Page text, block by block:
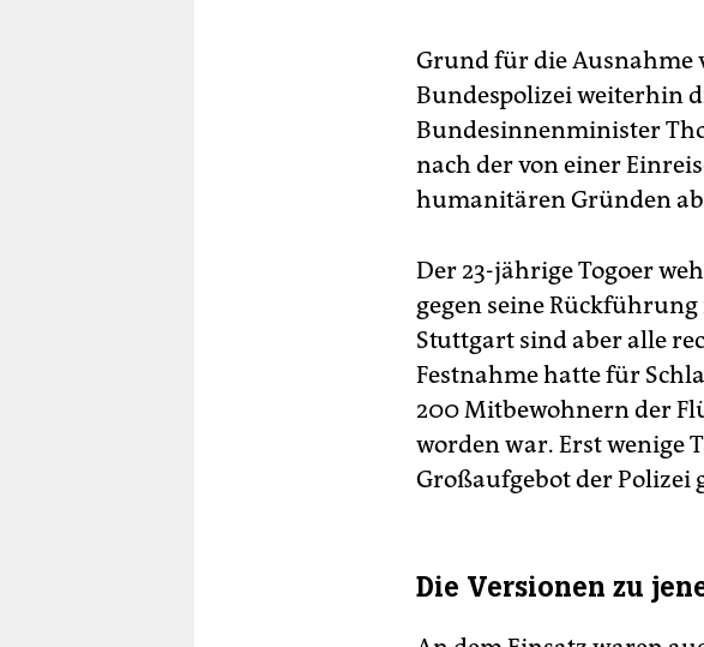
Grund für die Ausnahme
Bundespolizei weiterhin
Bundesinnenminister
nach der von einer
humanitären Gründen
Der 23-jährige Togoer
gegen seine
Stuttgart sind aber alle
Festnahme hatte für
200 Mitbewohnern der
worden war. Erst wenige
Großaufgebot der Polizei
Die Versionen zu